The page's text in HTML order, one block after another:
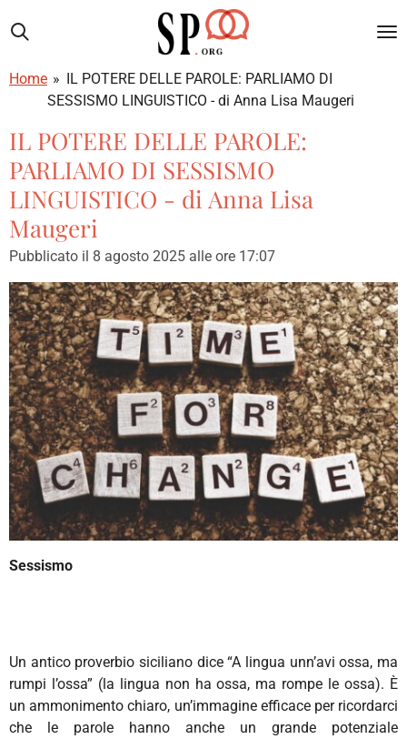
al
principale
Home » IL POTERE DELLE PAROLE: PARLIAMO DI
SESSISMO LINGUISTICO - di Anna Lisa Maugeri
IL POTERE DELLE PAROLE:
PARLIAMO DI SESSISMO
LINGUISTICO - di Anna Lisa
Maugeri
Pubblicato il 8 agosto 2025 alle ore 17:07
Sessismo
Un antico proverbio siciliano dice “A lingua unn’avi ossa, ma
rumpi l’ossa” (la lingua non ha ossa, ma rompe le ossa). È
un ammonimento chiaro, un’immagine efficace per ricordarci
che le parole hanno anche un grande potenziale